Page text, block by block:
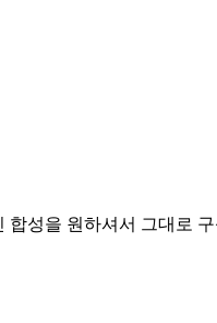
성을 원하셔서 그대로